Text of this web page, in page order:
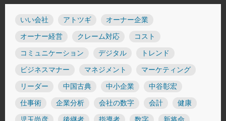
いい会社 アトツギ オーナー企業
オーナー経営 クレーム対応 コスト
コミュニケーション デジタル トレンド
ビジネスマナー マネジメント マーケティング
リーダー 中国古典 中小企業 中谷彰宏
仕事術 企業分析 会社の数字 会計 健康